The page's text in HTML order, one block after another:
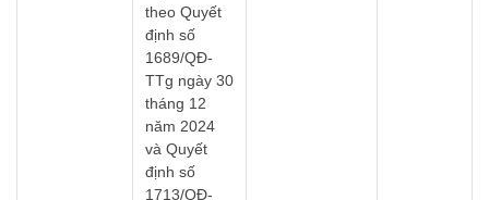
theo Quyết
định số
1689/QĐ-
TTg ngày 30
tháng 12
năm 2024
và Quyết
định số
1713/QĐ-